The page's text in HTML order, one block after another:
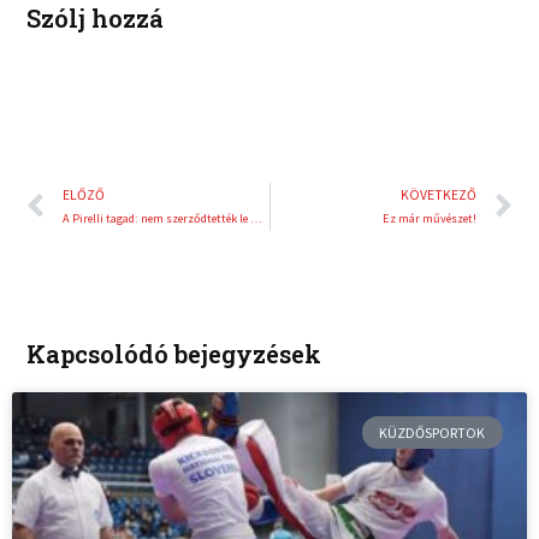
Szólj hozzá
Előző
ELŐZŐ
A Pirelli tagad: nem szerződtették le Pastor Maldonadót
KÖVETKEZŐ
Ez már művészet!
Kapcsolódó bejegyzések
KÜZDŐSPORTOK